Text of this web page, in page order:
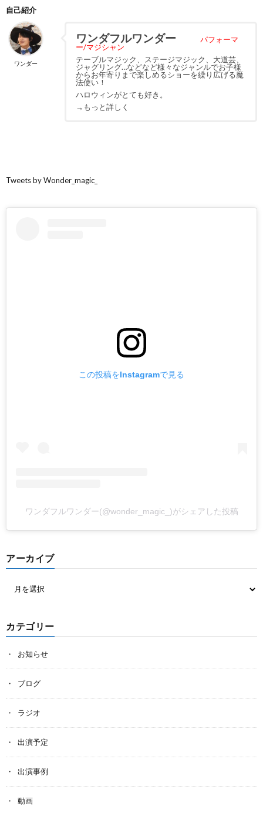
自己紹介
ワンダー
ワンダフルワンダー
パフォーマ
ー/マジシャン
テーブルマジック、ステージマジック、大道芸、
ジャグリング…などなど様々なジャンルでお子様
からお年寄りまで楽しめるショーを繰り広げる魔
法使い！
ハロウィンがとても好き。
→もっと詳しく
Tweets by Wonder_magic_
この投稿をInstagramで見る
ワンダフルワンダー(@wonder_magic_)がシェアした投稿
アーカイブ
カテゴリー
お知らせ
ブログ
ラジオ
出演予定
出演事例
動画